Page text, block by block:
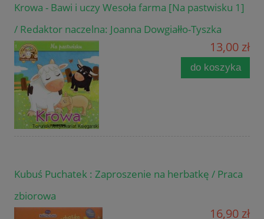
Krowa - Bawi i uczy Wesoła farma [Na pastwisku 1]
/ Redaktor naczelna: Joanna Dowgiałło-Tyszka
13,00 zł
do koszyka
Kubuś Puchatek : Zaproszenie na herbatkę / Praca
zbiorowa
16,90 zł